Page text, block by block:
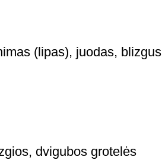
(lipas), juodas, blizgus
dvigubos grotelės